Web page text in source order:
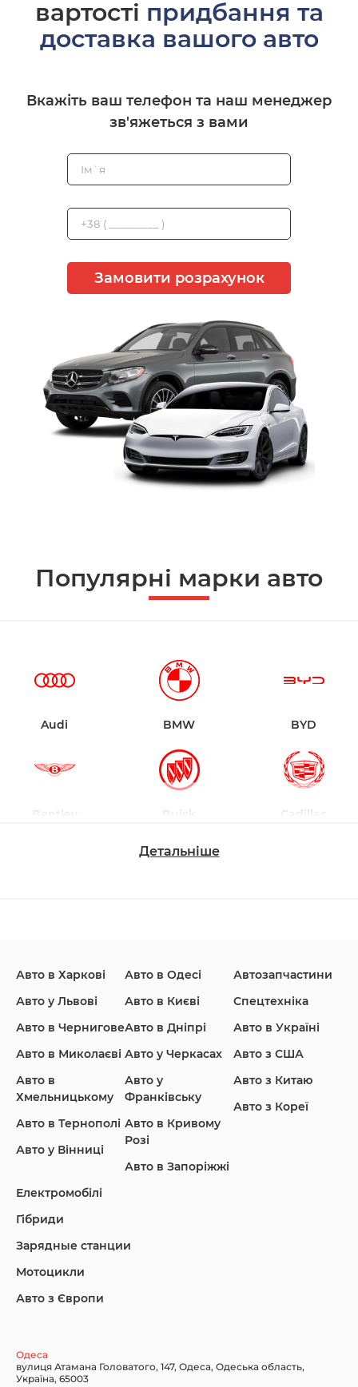
вартості придбання та
доставка вашого авто
Вкажіть ваш телефон та наш менеджер
зв'яжеться з вами
Замовити розрахунок
Популярні марки авто
Audi BMW BYD
Bentley Buick Cadillac
Honda Hyundai
Infiniti Jaguar Jeep
Land Rover
Nissan
Детальніше
Авто в Харкові
Авто у Львові
Авто в Чернигове
Авто в Миколаєві
Авто в
Хмельницькому
Авто в Тернополі
Авто у Вінниці
Авто в Одесі
Авто в Києві
Авто в Дніпрі
Авто у Черкасах
Авто у
Франківську
Авто в Кривому
Розі
Авто в Запоріжжі
Автозапчастини
Спецтехніка
Авто в Україні
Авто з США
Авто з Китаю
Авто з Кореї
Електромобілі
Гібриди
Зарядные станции
Мотоцикли
Авто з Європи
Одеса
вулиця Атамана Головатого, 147, Одеса, Одеська область,
Україна, 65003